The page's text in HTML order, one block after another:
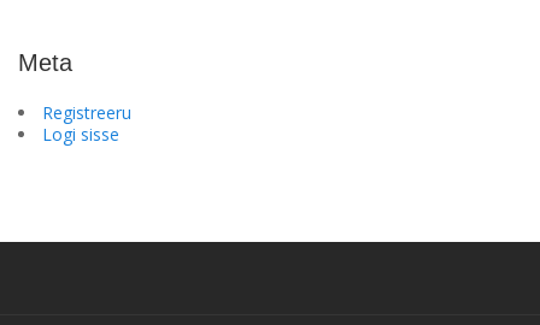
Meta
Registreeru
Logi sisse